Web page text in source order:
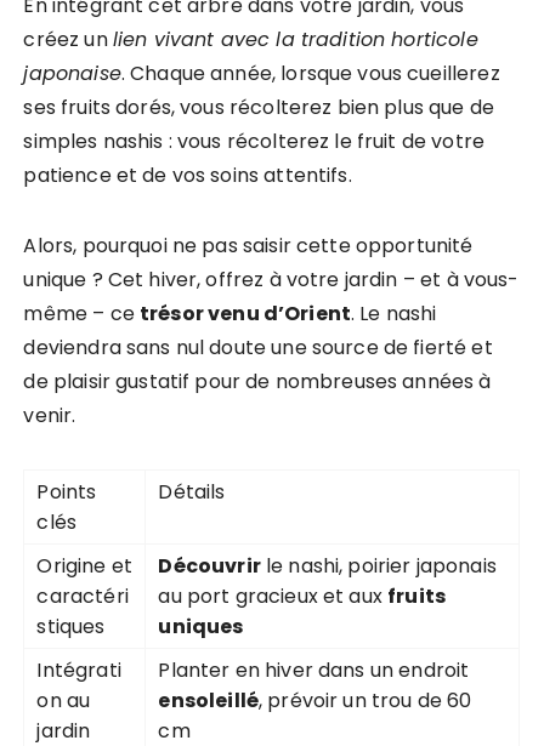
créez unlien vivant avec la tradition horticole
japonaise. Chaque année, lorsque vous cueillerez
ses fruits dorés, vous récolterez bien plus que de
simples nashis : vous récolterez le fruit de votre
patience et de vos soins attentifs.
Alors, pourquoi ne pas saisir cette opportunité
unique ? Cet hiver, offrez à votre jardin – et à vous-
même – ce trésor venu d’Orient. Le nashi
deviendra sans nul doute une source de fierté et
de plaisir gustatif pour de nombreuses années à
venir.
Points
clés
Détails
Origine et
caractéri
stiques
Découvrirle nashi, poirier japonais
au port gracieux et aux fruits
uniques
Intégrati
on au
jardin
Planter en hiver dans un endroit
ensoleillé, prévoir un trou de 60
cm